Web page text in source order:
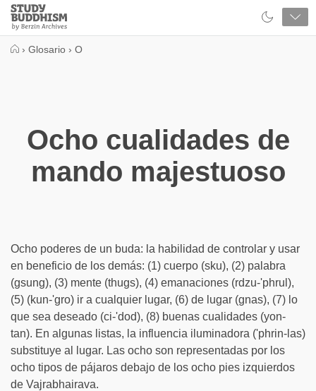
Close
Study
Buddhism
› Glosario › O
Ocho cualidades de
mando majestuoso
Ocho poderes de un buda: la habilidad de controlar y usar
en beneficio de los demás: (1) cuerpo (sku), (2) palabra
(gsung), (3) mente (thugs), (4) emanaciones (rdzu-'phrul),
(5) (kun-'gro) ir a cualquier lugar, (6) de lugar (gnas), (7) lo
que sea deseado (ci-'dod), (8) buenas cualidades (yon-
tan). En algunas listas, la influencia iluminadora ('phrin-las)
substituye al lugar. Las ocho son representadas por los
ocho tipos de pájaros debajo de los ocho pies izquierdos
de Vajrabhairava.